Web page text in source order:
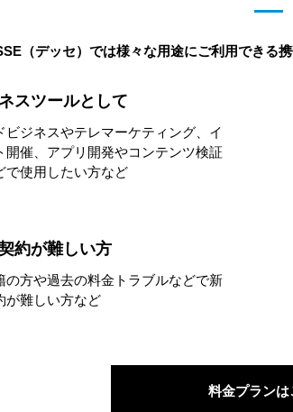
（デッセ）では様々な用途にご利用できる
スツールとして
ビジネスやテレマーケティング、イ
開催、アプリ開発やコンテンツ検証
で使用したい方など
約が難しい方
の方や過去の料金トラブルなどで新
が難しい方など
料金プランは